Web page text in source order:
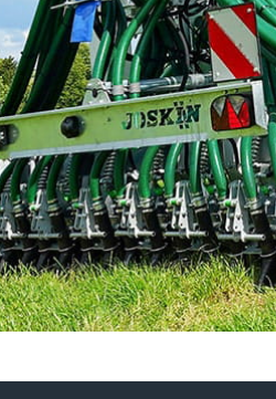
Suomi
Eesti keel
Česká republika
ελληνικά
日本語